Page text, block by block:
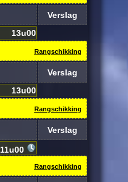
Verslag
13u00
Rangschikking
Verslag
13u00
Rangschikking
Verslag
11u00
Rangschikking